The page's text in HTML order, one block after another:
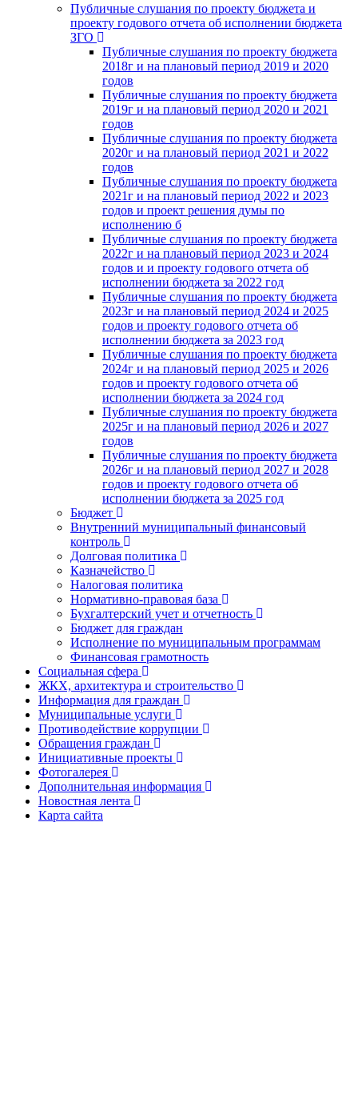
Публичные слушания по проекту бюджета и
проекту годового отчета об исполнении бюджета
ЗГО
Публичные слушания по проекту бюджета
2018г и на плановый период 2019 и 2020
годов
Публичные слушания по проекту бюджета
2019г и на плановый период 2020 и 2021
годов
Публичные слушания по проекту бюджета
2020г и на плановый период 2021 и 2022
годов
Публичные слушания по проекту бюджета
2021г и на плановый период 2022 и 2023
годов и проект решения думы по
исполнению б
Публичные слушания по проекту бюджета
2022г и на плановый период 2023 и 2024
годов и и проекту годового отчета об
исполнении бюджета за 2022 год
Публичные слушания по проекту бюджета
2023г и на плановый период 2024 и 2025
годов и проекту годового отчета об
исполнении бюджета за 2023 год
Публичные слушания по проекту бюджета
2024г и на плановый период 2025 и 2026
годов и проекту годового отчета об
исполнении бюджета за 2024 год
Публичные слушания по проекту бюджета
2025г и на плановый период 2026 и 2027
годов
Публичные слушания по проекту бюджета
2026г и на плановый период 2027 и 2028
годов и проекту годового отчета об
исполнении бюджета за 2025 год
Бюджет
Внутренний муниципальный финансовый
контроль
Долговая политика
Казначейство
Налоговая политика
Нормативно-правовая база
Бухгалтерский учет и отчетность
Бюджет для граждан
Исполнение по муниципальным программам
Финансовая грамотность
Социальная сфера
ЖКХ, архитектура и строительство
Информация для граждан
Муниципальные услуги
Противодействие коррупции
Обращения граждан
Инициативные проекты
Фотогалерея
Дополнительная информация
Новостная лента
Карта сайта